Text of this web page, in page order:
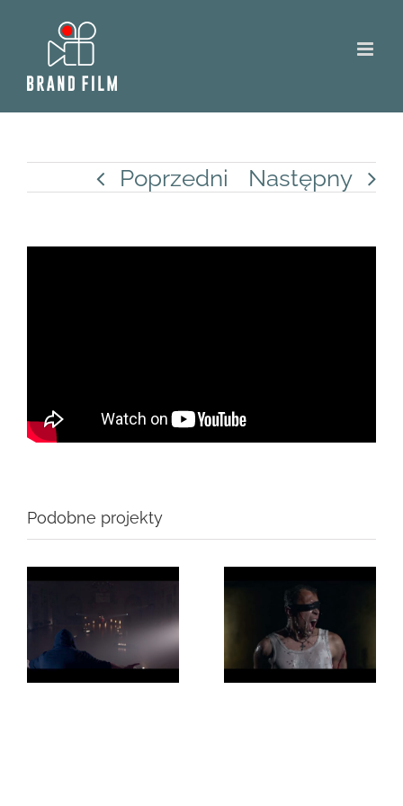
content
Poprzedni Następny
Podobne projekty
Yaskierym
„Niedziela
teledysk
Anastasis –
To nie
pierwszy
raz – official
video